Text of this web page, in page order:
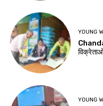
YOUNG
YOUNG